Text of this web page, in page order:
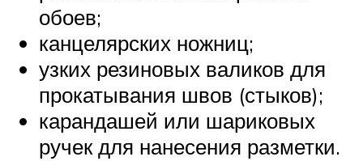
обоев;
канцелярских ножниц;
узких резиновых валиков для
прокатывания швов (стыков);
карандашей или шариковых
ручек для нанесения разметки.